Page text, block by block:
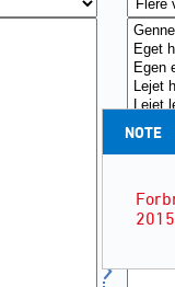
NOTE
2015.